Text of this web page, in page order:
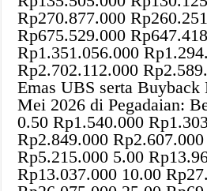
Rp270.877.000
Rp675.529.000
Rp1.351.056.000
Rp2.702.112.000
Emas UBS serta
Mei 2026 di Pegadaian:
0.50 Rp1.540.000
Rp2.849.000
Rp5.215.000 5.00
Rp13.037.000 10.00